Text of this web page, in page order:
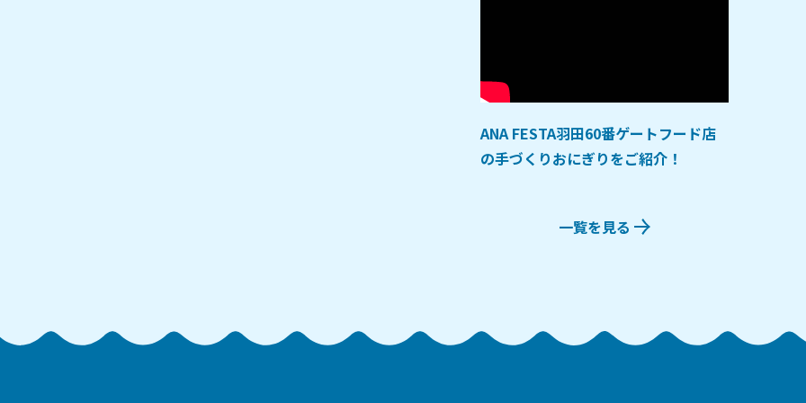
ANA FESTA羽田60番ゲートフード店
の手づくりおにぎりをご紹介！
一覧を見る